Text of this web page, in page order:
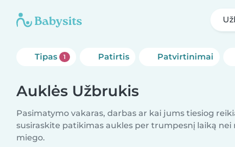
Tipas 1 Patirtis Patvirtinimai
Auklės Užbrukis
Pasimatymo vakaras, darbas ar kai jums tiesiog
susiraskite patikimas aukles per trumpesnį laiką nei
miego.